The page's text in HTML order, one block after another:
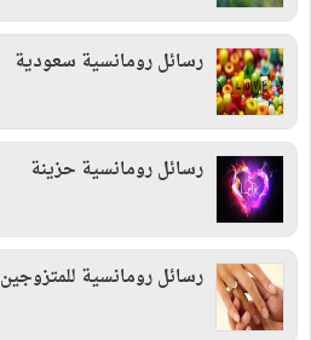
رسائل رومانسية سعودية
رسائل رومانسية حزينة
رسائل رومانسية للمتزوجين